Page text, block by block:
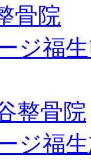
骨院
ジ福
整骨院
ジ福